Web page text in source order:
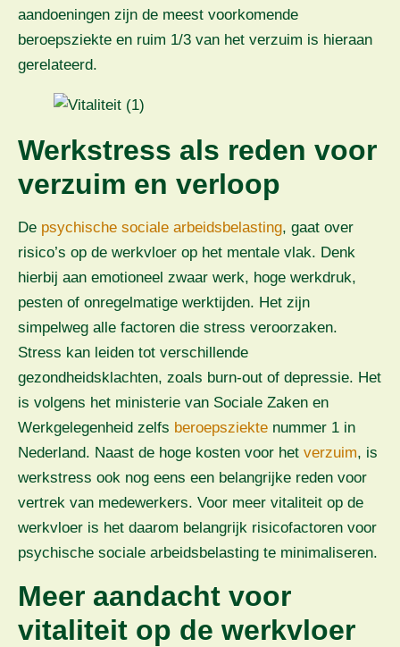
aandoeningen zijn de meest voorkomende
beroepsziekte en ruim 1/3 van het verzuim is hieraan
gerelateerd.
Werkstress als reden voor
verzuim en verloop
De psychische sociale arbeidsbelasting, gaat over
risico’s op de werkvloer op het mentale vlak. Denk
hierbij aan emotioneel zwaar werk, hoge werkdruk,
pesten of onregelmatige werktijden. Het zijn
simpelweg alle factoren die stress veroorzaken.
Stress kan leiden tot verschillende
gezondheidsklachten, zoals burn-out of depressie. Het
is volgens het ministerie van Sociale Zaken en
Werkgelegenheid zelfs beroepsziekte nummer 1 in
Nederland. Naast de hoge kosten voor het verzuim, is
werkstress ook nog eens een belangrijke reden voor
vertrek van medewerkers. Voor meer vitaliteit op de
werkvloer is het daarom belangrijk risicofactoren voor
psychische sociale arbeidsbelasting te minimaliseren.
Meer aandacht voor
vitaliteit op de werkvloer